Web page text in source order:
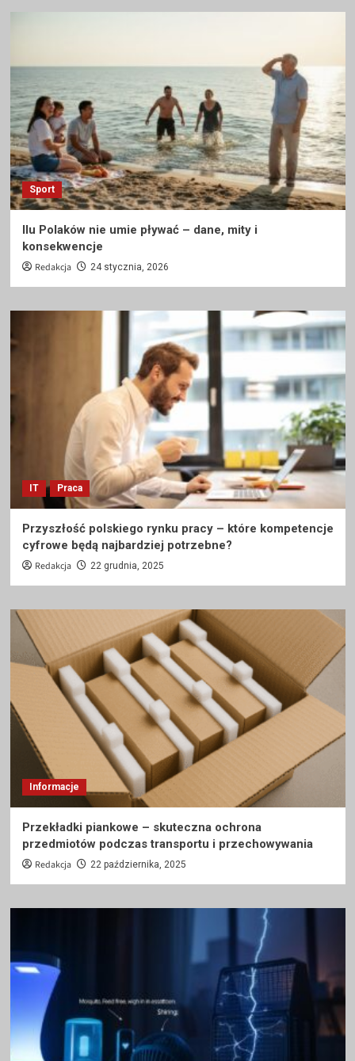
Sport
Ilu Polaków nie umie pływać – dane, mity i
konsekwencje
Redakcja 24 stycznia, 2026
IT Praca
Przyszłość polskiego rynku pracy – które kompetencje
cyfrowe będą najbardziej potrzebne?
Redakcja 22 grudnia, 2025
Informacje
Przekładki piankowe – skuteczna ochrona
przedmiotów podczas transportu i przechowywania
Redakcja 22 października, 2025